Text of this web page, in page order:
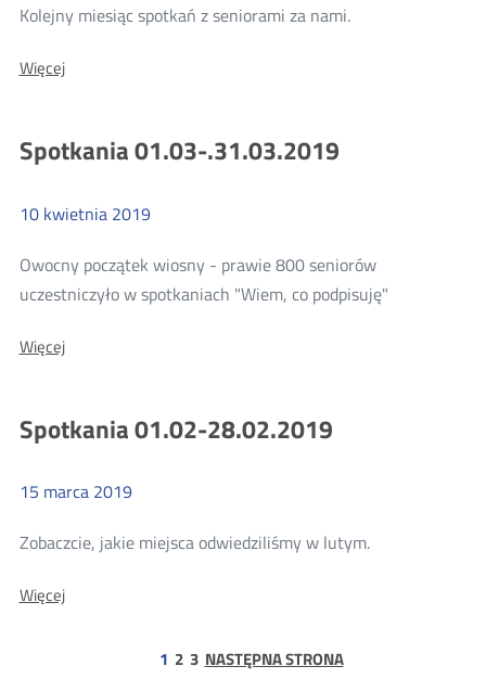
Kolejny miesiąc spotkań z seniorami za nami.Więcej
Więcej
Spotkania 01.03-.31.03.2019
10 kwietnia 2019
Owocny początek wiosny - prawie 800 seniorów
uczestniczyło w spotkaniach "Wiem, co podpisuję"Więcej
Więcej
Spotkania 01.02-28.02.2019
15 marca 2019
Zobaczcie, jakie miejsca odwiedziliśmy w lutym.Więcej
Więcej
1 strona
2 strona
3 NASTĘPNA STRONA